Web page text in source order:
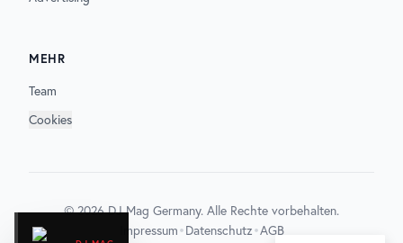
MEHR
Team
Cookies
©2026DJ Mag Germany. Alle Rechte vorbehalten.
Impressum•Datenschutz•AGB